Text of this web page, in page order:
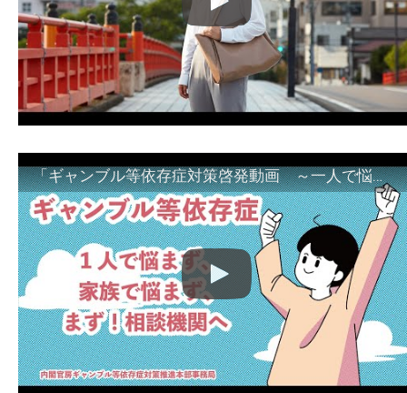
「ギャンブル等依存症対策啓発動画 ～一人で悩まず、家族で悩まず、まず！相談機関へ～」